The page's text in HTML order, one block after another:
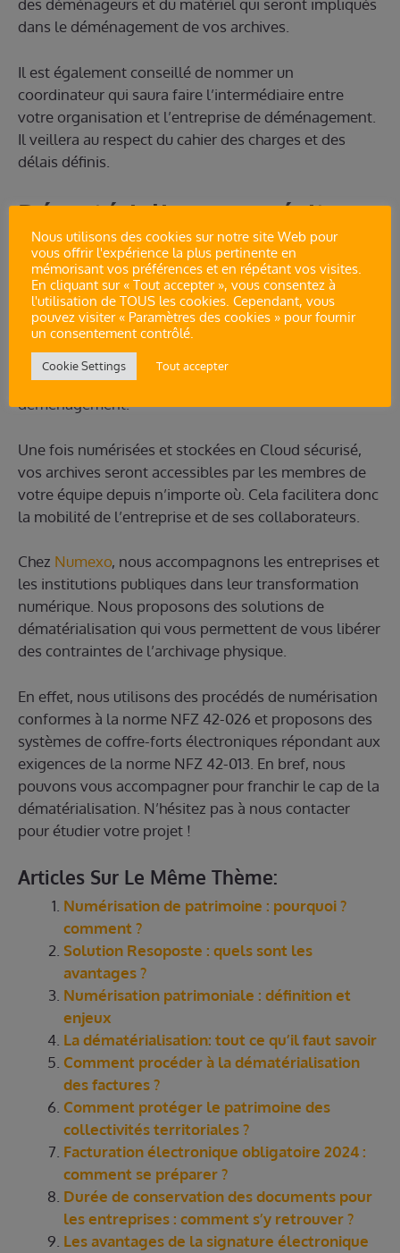
des déménageurs et du matériel qui seront impliqués
dans le déménagement de vos archives.
Il est également conseillé de nommer un
coordinateur qui saura faire l’intermédiaire entre
votre organisation et l’entreprise de déménagement.
Il veillera au respect du cahier des charges et des
délais définis.
Dématérialiser pour éviter
le stress du déménagement
des archives
Si vous passez toutes vos archives au format
numérique, vous vous libérez du stress et de toutes
les complications liées aux travaux de
déménagement.
Une fois numérisées et stockées en Cloud sécurisé,
vos archives seront accessibles par les membres de
votre équipe depuis n’importe où. Cela facilitera donc
la mobilité de l’entreprise et de ses collaborateurs.
Chez Numexo, nous accompagnons les entreprises et
les institutions publiques dans leur transformation
numérique. Nous proposons des solutions de
dématérialisation qui vous permettent de vous libérer
des contraintes de l’archivage physique.
En effet, nous utilisons des procédés de numérisation
conformes à la norme NFZ 42-026 et proposons des
systèmes de coffre-forts électroniques répondant aux
exigences de la norme NFZ 42-013. En bref, nous
pouvons vous accompagner pour franchir le cap de la
dématérialisation. N’hésitez pas à nous contacter
pour étudier votre projet !
Articles Sur Le Même Thème:
Numérisation de patrimoine : pourquoi ?
comment ?
Solution Resoposte : quels sont les
avantages ?
Numérisation patrimoniale : définition et
enjeux
La dématérialisation: tout ce qu’il faut savoir
Comment procéder à la dématérialisation
des factures ?
Comment protéger le patrimoine des
collectivités territoriales ?
Facturation électronique obligatoire 2024 :
comment se préparer ?
Durée de conservation des documents pour
les entreprises : comment s’y retrouver ?
Les avantages de la signature électronique
Nous utilisons des cookies sur notre site Web pour
vous offrir l'expérience la plus pertinente en
mémorisant vos préférences et en répétant vos visites.
En cliquant sur « Tout accepter », vous consentez à
l'utilisation de TOUS les cookies. Cependant, vous
pouvez visiter « Paramètres des cookies » pour fournir
un consentement contrôlé.
Cookie Settings Tout accepter